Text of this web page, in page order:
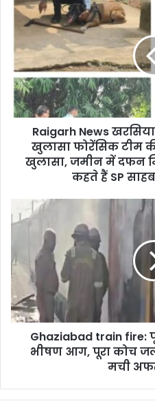
News
खरसिया
खौफनाक
खुलासा
फोरेंसिक
टीम
खुलासा,
दफन
मिले
परिवार
के
SP
Raigarh News
खुलासा फोरेंसिक टीम
खुलासा, जमीन में दफन
कहते हैं SP
Ghaziabad
train
स्पेशल
ट्रेन
लगी
भीषण
हुई
Ghaziabad train fire:
भीषण आग, पूरा कोच
मची